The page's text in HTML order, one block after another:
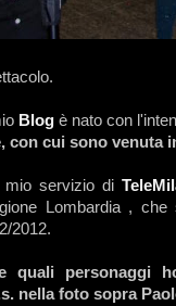
Blog è nato con
con cui sono venuta
mio servizio di
Lombardia ,
2012.
quali personaggi
nella foto sopra